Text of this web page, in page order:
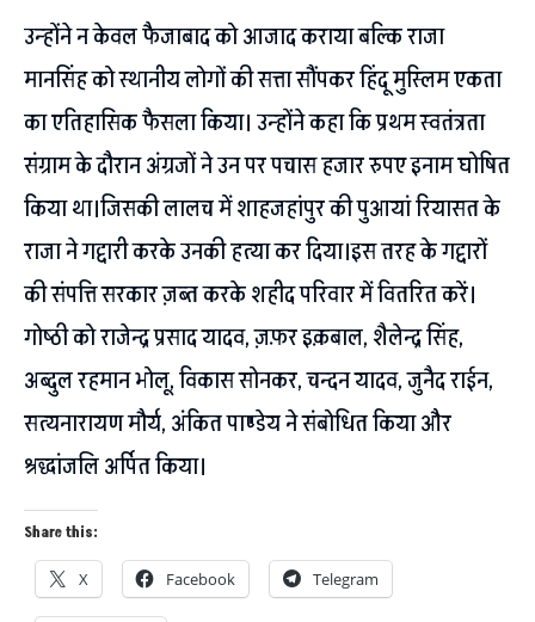
उन्होंने न केवल फैजाबाद को आजाद कराया बल्कि राजा
मानसिंह को स्थानीय लोगों की सत्ता सौंपकर हिंदू मुस्लिम एकता
का एतिहासिक फैसला किया। उन्होंने कहा कि प्रथम स्वतंत्रता
संग्राम के दौरान अंग्रजों ने उन पर पचास हजार रुपए इनाम घोषित
किया था।जिसकी लालच में शाहजहांपुर की पुआयां रियासत के
राजा ने गद्दारी करके उनकी हत्या कर दिया।इस तरह के गद्दारों
की संपत्ति सरकार ज़ब्त करके शहीद परिवार में वितरित करें।
गोष्ठी को राजेन्द्र प्रसाद यादव, ज़फ़र इक़बाल, शैलेन्द्र सिंह,
अब्दुल रहमान भोलू, विकास सोनकर, चन्दन यादव, जुनैद राईन,
सत्यनारायण मौर्य, अंकित पाण्डेय ने संबोधित किया और
श्रद्धांजलि अर्पित किया।
Share this:
X Facebook Telegram